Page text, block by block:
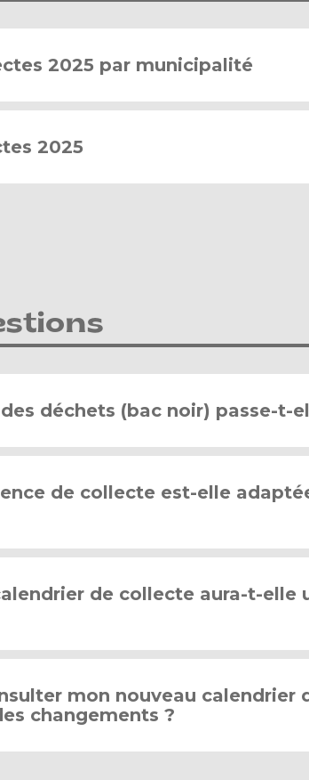
2025 par municipalité
2025
déchets (bac noir) passe-t-
de collecte est-elle
de collecte aura-t-elle
mon nouveau calendrier
changements ?